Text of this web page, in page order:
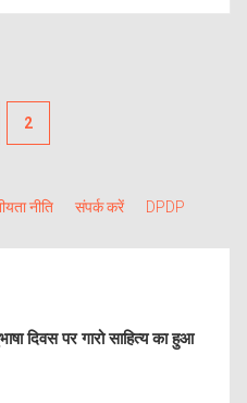
2
नीति संपर्क करें DPDP
दिवस पर गारो साहित्य का हुआ